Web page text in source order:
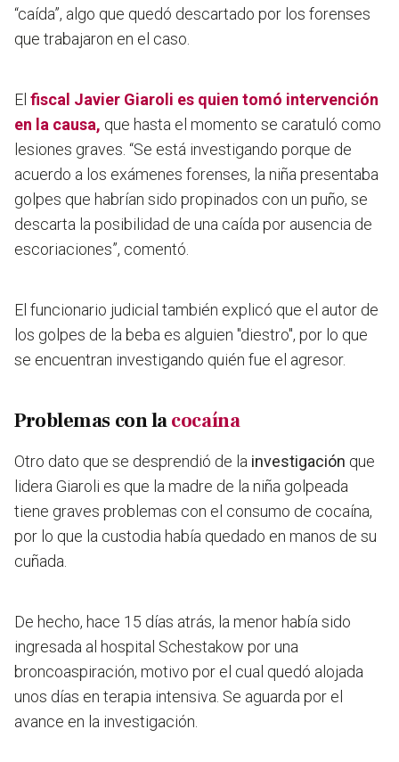
“caída”, algo que quedó descartado por los forenses
que trabajaron en el caso.
El fiscal Javier Giaroli es quien tomó intervención
en la causa, que hasta el momento se caratuló como
lesiones graves. “Se está investigando porque de
acuerdo a los exámenes forenses, la niña presentaba
golpes que habrían sido propinados con un puño, se
descarta la posibilidad de una caída por ausencia de
escoriaciones”, comentó.
El funcionario judicial también explicó que el autor de
los golpes de la beba es alguien "diestro", por lo que
se encuentran investigando quién fue el agresor.
Problemas con lacocaína
Otro dato que se desprendió de la investigación que
lidera Giaroli es que la madre de la niña golpeada
tiene graves problemas con el consumo de cocaína,
por lo que la custodia había quedado en manos de su
cuñada.
De hecho, hace 15 días atrás, a menor había sido
ingresada al hospital Schestakow por una
broncoaspiración, motivo por el cual quedó alojada
unos días en terapia intensiva. Se aguarda por el
avance en la investigación.